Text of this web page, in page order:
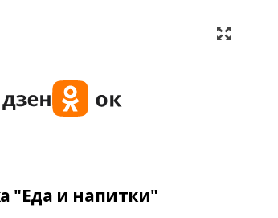
"Еда и напитки"